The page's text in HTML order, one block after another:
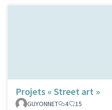
Projets « Street art »
GUYONNET
4 15